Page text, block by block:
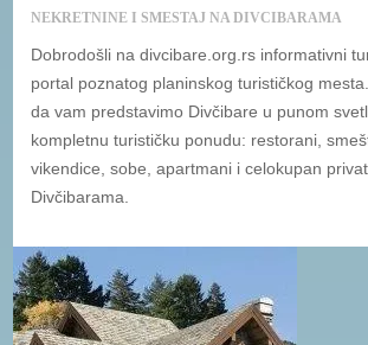
NEKRETNINE I SMESTAJ NA DIVCIBARAMA
Dobrodošli na divcibare.org.rs informativni
portal poznatog planinskog turističkog
da vam predstavimo Divčibare u punom
kompletnu turističku ponudu: restorani,
vikendice, sobe, apartmani i celokupan
Divčibarama.